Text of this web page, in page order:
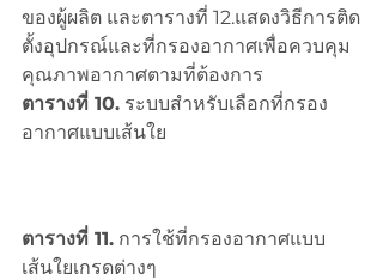
ของผู้ผลิต และตารางที่ 12.แสดงวิธีการติด
ตั้งอุปกรณ์และที่กรองอากาศเพื่อควบคุม
คุณภาพอากาศตามที่ต้องการ
ตารางที่ 10. ระบบสำหรับเลือกที่กรอง
อากาศแบบเส้นใย
ตารางที่ 11. การใช้ที่กรองอากาศแบบ
เส้นใยเกรดต่างๆ